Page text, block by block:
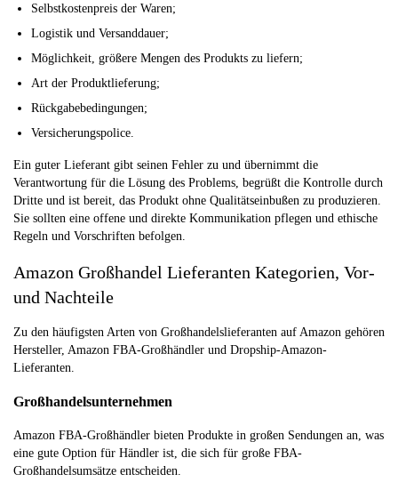
Selbstkostenpreis der Waren;
Logistik und Versanddauer;
Möglichkeit, größere Mengen des Produkts zu liefern;
Art der Produktlieferung;
Rückgabebedingungen;
Versicherungspolice.
Ein guter Lieferant gibt seinen Fehler zu und übernimmt die
Verantwortung für die Lösung des Problems, begrüßt die Kontrolle durch
Dritte und ist bereit, das Produkt ohne Qualitätseinbußen zu produzieren.
Sie sollten eine offene und direkte Kommunikation pflegen und ethische
Regeln und Vorschriften befolgen.
Amazon Großhandel Lieferanten Kategorien, Vor-
und Nachteile
Zu den häufigsten Arten von Großhandelslieferanten auf Amazon gehören
Hersteller, Amazon FBA-Großhändler und Dropship-Amazon-
Lieferanten.
Großhandelsunternehmen
Amazon FBA-Großhändler bieten Produkte in großen Sendungen an, was
eine gute Option für Händler ist, die sich für große FBA-
Großhandelsumsätze entscheiden.